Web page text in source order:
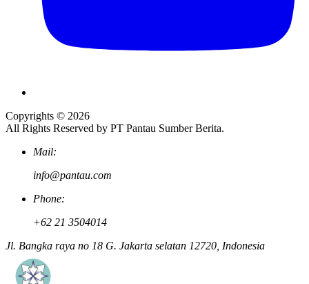
Copyrights © 2026
All Rights Reserved by PT Pantau Sumber Berita.
Mail:
info@pantau.com
Phone:
+62 21 3504014
Jl. Bangka raya no 18 G. Jakarta selatan 12720, Indonesia